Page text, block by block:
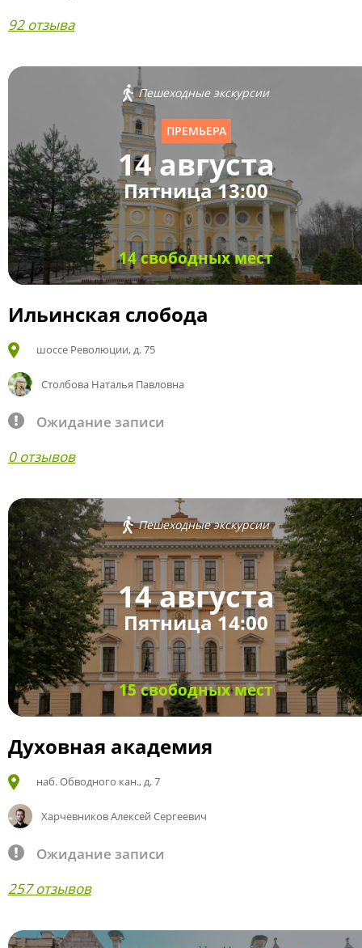
92 отзыва
Пешеходные экскурсии
ПРЕМЬЕРА
14 августа
Пятница 13:00
14 свободных мест
Ильинская слобода
шоссе Революции, д. 75
Столбова Наталья Павловна
Ожидание записи
0 отзывов
Пешеходные экскурсии
14 августа
Пятница 14:00
15 свободных мест
Духовная академия
наб. Обводного кан., д. 7
Харчевников Алексей Сергеевич
Ожидание записи
257 отзывов